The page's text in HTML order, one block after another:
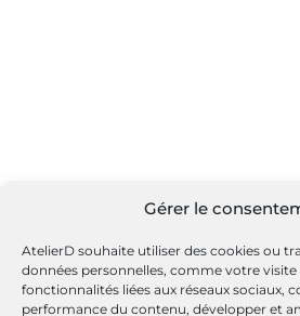
Gérer le
AtelierD souhaite utiliser des cookies ou
données personnelles, comme votre
fonctionnalités liées aux réseaux sociaux,
performance du contenu, développer et